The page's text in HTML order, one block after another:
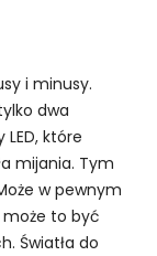
i minusy.
dwa
które
mijania. Tym
w pewnym
może to być
Światła do